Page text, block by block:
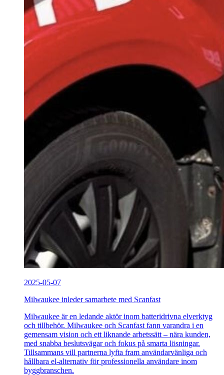
2025-05-07
Milwaukee inleder samarbete med Scanfast
Milwaukee är en ledande aktör inom batteridrivna elverktyg
och tillbehör. Milwaukee och Scanfast fann varandra i en
gemensam vision och ett liknande arbetssätt – nära kunden,
med snabba beslutsvägar och fokus på smarta lösningar.
Tillsammans vill partnerna lyfta fram användarvänliga och
hållbara el-alternativ för professionella användare inom
byggbranschen.